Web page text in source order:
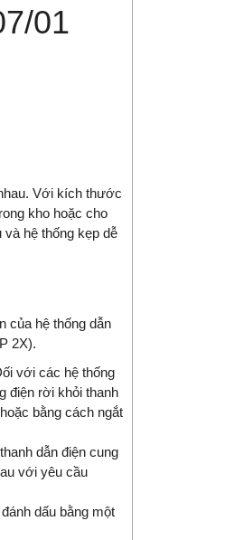
01
Với kích thước
kho hoặc cho
hệ thống kẹp dễ
của hệ thống dẫn
2X).
với các hệ thống
điện rời khỏi thanh
bằng cách ngắt
dẫn điện cung
với yêu cầu
dấu bằng một